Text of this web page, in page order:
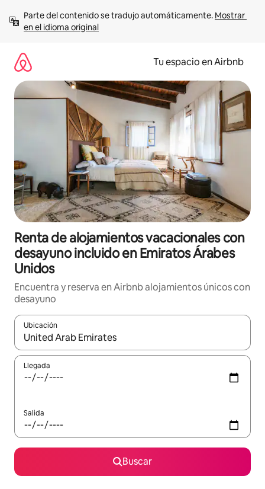
contenido
Parte del contenido se tradujo automáticamente. Mostrar
en el idioma original
Tu espacio en Airbnb
Renta de alojamientos vacacionales con
desayuno incluido en Emiratos Árabes
Unidos
Encuentra y reserva en Airbnb alojamientos únicos con
desayuno
Ubicación
Cuando los resultados estén disponibles, podrás navegar
Llegada
Salida
Buscar